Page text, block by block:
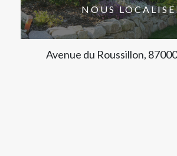
NOUS
Avenue du Roussillon,